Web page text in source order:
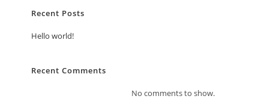
Recent Posts
Hello world!
Recent Comments
No comments to show.